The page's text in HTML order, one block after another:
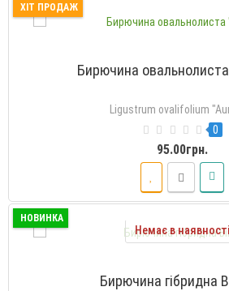
ХІТ ПРОДАЖ
Бирючина
Ligustrum ovalifolium
0
95.00грн.
НОВИНКА
Немає в наявності
Бирючина гібридна